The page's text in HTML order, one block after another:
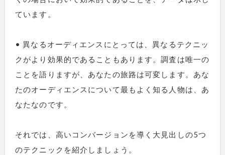
ています。
• 異なるオーディエンスにとっては、異なるテクニッ
クがより効果的であることもあります。調査は唯一の
ことを語りますが、あなたの旅路は可変します。あな
たのオーディエンスについて最もよく知る人物は、あ
なたなのです。
それでは、高いコンバージョンを導く大見出しの5つ
のテクニックを紹介しましょう。